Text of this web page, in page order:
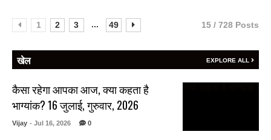
1 2 3 ... 49 15 / 728 Posts
खेल EXPLORE ALL
कैसा रहेगा आपका आज, क्या कहता है
भाग्यांक? 16 जुलाई, गुरुवार, 2026
Vijay - Jul 16, 2026 0